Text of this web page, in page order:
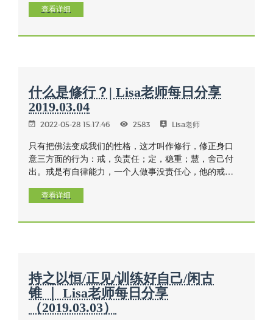
是自己上去的，不要刻意调整和加快速度。重要的是感
查看详细
什么是修行？| Lisa老师每日分享
2019.03.04
2022-05-28 15:17:46 2583 Lisa老师
只有把佛法变成我们的性格，这才叫作修行，修正身口
意三方面的行为：戒，负责任；定，稳重；慧，舍己付
出。戒是有自律能力，一个人做事没责任心，他的戒一
禅定，工作时专心，身心不离，时刻念住己身，喜不喜
是定的培养。慧不是指耳聪目明，头脑灵敏，舌灿莲
掉对身心乐受的执着，舍到终极，那就是无我，也就是
阿罗汉的境界，正！
查看详细
持之以恒/正见/训练好自己/闲古
锥 ｜ Lisa老师每日分享
（2019.03.03）